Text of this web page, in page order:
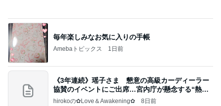
毎年楽しみなお気に入りの手帳
Amebaトピックス 1日前
《3年連続》瑶子さま 懇意の高級カーディーラー
協賛のイベントにご出席…宮内庁が懸念する“熱心
すぎ
hirokoの✿Love＆Awakening✿ 8日前